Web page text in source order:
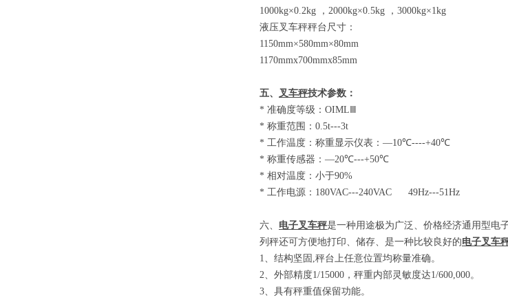
1000kg×0.2kg
， 2000kg×0.5kg ， 3000kg×1kg
液压叉车秤秤台尺寸：
1150mm×580mm×80mm
1170mmx700mmx85mm
五、 叉车秤技术参数 ：
* 准确度等级： OIMLⅢ
* 称重范围： 0.5t---3t
* 工作温度：称重显示仪表： —10℃----+40℃
* 称重传感器： —20℃---+50℃
* 相对温度：小于90%
* 工作电源： 180VAC---240VAC 49Hz---51Hz
六、 电子叉车秤是一种用途极为广泛、价格经济通用型电
列秤还可方便地打印、储存、是一种比较良好的电子叉车
1、结构坚固 ,秤台上任意位置均称量准确。
2、外部精度1/15000 ，秤重内部灵敏度达1/600,000。
3、具有秤重值保留功能。